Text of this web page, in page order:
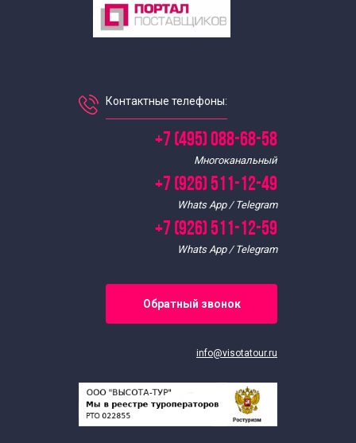
Болгарский язык
Вьетнамский язык
Греческий язык
Датский язык
Иврит
Норвежский язык
Португальский язык
Сербо–хорватском язык
Контактные телефоны:
+7 (495) 088-68-58
Многоканальный
+7 (926) 511-12-49
Whats App / Telegram
+7 (926) 511-12-59
Whats App / Telegram
Обратный звонок
info@visotatour.ru